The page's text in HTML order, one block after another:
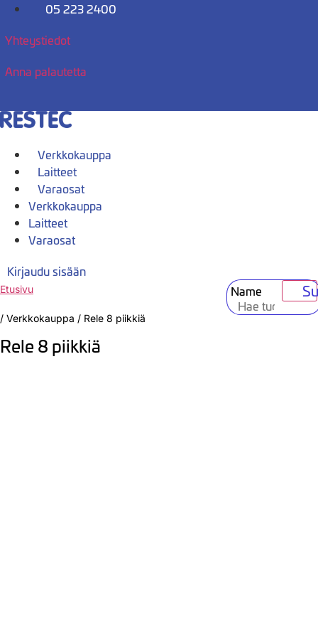
Mene
05 223 2400
Yhteystiedot
Anna palautetta
Verkkokauppa
Laitteet
Varaosat
Verkkokauppa
Laitteet
Varaosat
Kirjaudu sisään
Name
Etusivu
/ Verkkokauppa / Rele 8 piikkiä
Rele 8 piikkiä